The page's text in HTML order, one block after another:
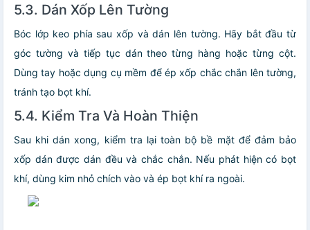
5.3. Dán Xốp Lên Tường
Bóc lớp keo phía sau xốp và dán lên tường. Hãy bắt đầu từ
góc tường và tiếp tục dán theo từng hàng hoặc từng cột.
Dùng tay hoặc dụng cụ mềm để ép xốp chắc chắn lên tường,
tránh tạo bọt khí.
5.4. Kiểm Tra Và Hoàn Thiện
Sau khi dán xong, kiểm tra lại toàn bộ bề mặt để đảm bảo
xốp dán được dán đều và chắc chắn. Nếu phát hiện có bọt
khí, dùng kim nhỏ chích vào và ép bọt khí ra ngoài.